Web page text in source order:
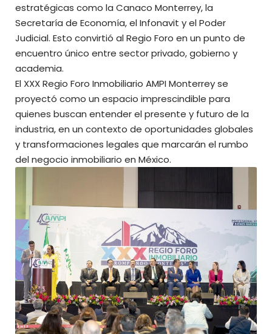
estratégicas como la Canaco Monterrey, la
Secretaría de Economía, el Infonavit y el Poder
Judicial. Esto convirtió al Regio Foro en un punto de
encuentro único entre sector privado, gobierno y
academia.
El XXX Regio Foro Inmobiliario AMPI Monterrey se
proyectó como un espacio imprescindible para
quienes buscan entender el presente y futuro de la
industria, en un contexto de oportunidades globales
y transformaciones legales que marcarán el rumbo
del negocio inmobiliario en México.